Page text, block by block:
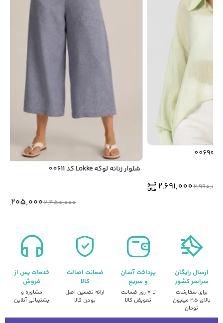
2,691,000
شلوار زنانه لوکه Lokke کد 00611
2,450,000
2,205,000
ارسال رایگان
سراسر کشور
برای سفارشات
بالای ۲.۵ میلیون
تومان
پرداخت آسان
و سریع
تا ۷ روز ضمانت
تعویض کالا
ضمانت اصالت
کالا
ارائه تضمین اصل
بودن کالا
خدمات پس از
فروش
مشاوره و
پشتیبانی آنلاین